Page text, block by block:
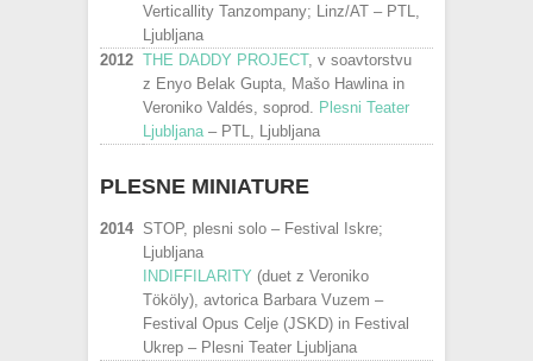
Verticallity Tanzompany; Linz/AT – PTL,
Ljubljana
2012 THE DADDY PROJECT, v soavtorstvu
z Enyo Belak Gupta, Mašo Hawlina in
Veroniko Valdés, soprod.
Plesni Teater
Ljubljana – PTL, Ljubljana
PLESNE MINIATURE
2014 STOP, plesni solo – Festival Iskre;
Ljubljana
INDIFFILARITY (duet z Veroniko
Tököly), avtorica Barbara Vuzem –
Festival Opus Celje (JSKD) in Festival
Ukrep – Plesni Teater Ljubljana